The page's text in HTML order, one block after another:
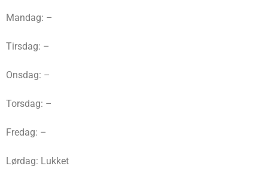
Mandag: –
Tirsdag: –
Onsdag: –
Torsdag: –
Fredag: –
Lørdag: Lukket